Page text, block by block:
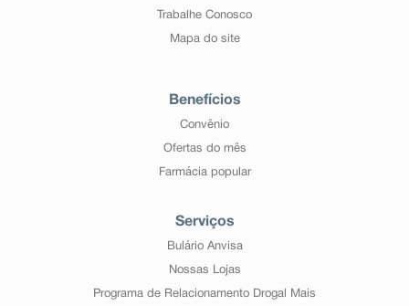
Trabalhe Conosco
Mapa do site
Benefícios
Convênio
Ofertas do mês
Farmácia popular
Serviços
Bulário Anvisa
Nossas Lojas
Programa de Relacionamento Drogal Mais